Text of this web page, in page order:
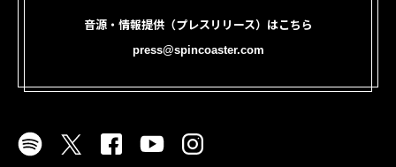
音源・情報提供（プレスリリース）はこちら
press@spincoaster.com